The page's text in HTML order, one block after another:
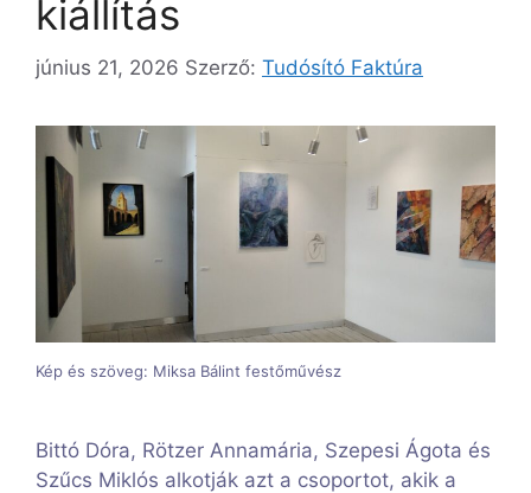
kiállítás
június 21, 2026 Szerző: Tudósító Faktúra
Kép és szöveg: Miksa Bálint festőművész
Bittó Dóra, Rötzer Annamária, Szepesi Ágota és
Szűcs Miklós alkotják azt a csoportot, akik a